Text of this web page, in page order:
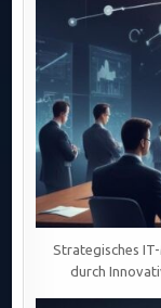
Strategisches
durch